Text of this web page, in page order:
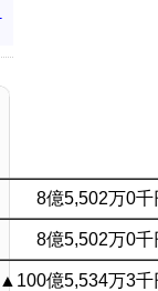
8億5,502万0千
8億5,502万0千
▲100億5,534万3千